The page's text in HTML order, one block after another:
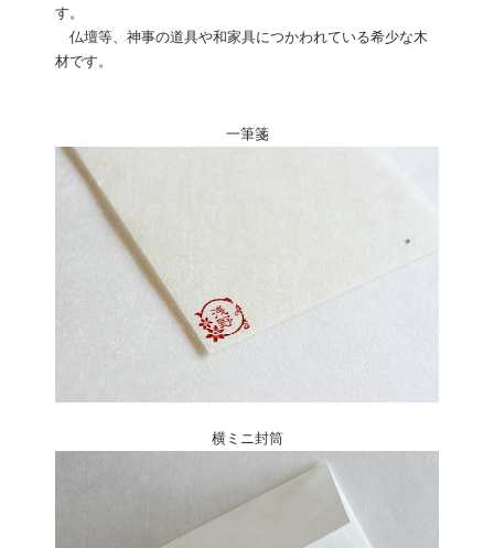
す。
仏壇等、神事の道具や和家具につかわれている希少な木
材です。
一筆箋
横ミニ封筒